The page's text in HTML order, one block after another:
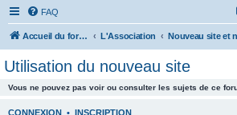
FAQ
Accueil du forum L'Association
Utilisation du nouveau site
Vous ne pouvez pas voir ou consulter les sujets de ce
CONNEXION • INSCRIPTION